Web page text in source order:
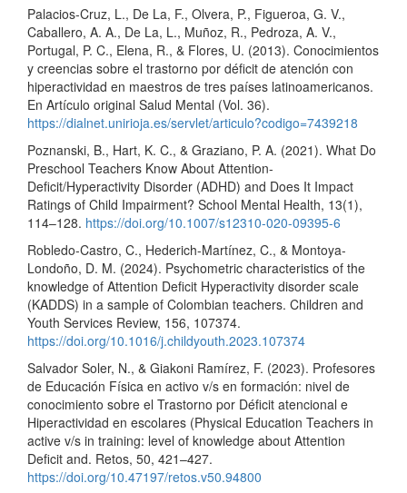
Palacios-Cruz, L., De La, F., Olvera, P., Figueroa, G. V.,
Caballero, A. A., De La, L., Muñoz, R., Pedroza, A. V.,
Portugal, P. C., Elena, R., & Flores, U. (2013). Conocimientos
y creencias sobre el trastorno por déficit de atención con
hiperactividad en maestros de tres países latinoamericanos.
En Artículo original Salud Mental (Vol. 36).
https://dialnet.unirioja.es/servlet/articulo?codigo=7439218
Poznanski, B., Hart, K. C., & Graziano, P. A. (2021). What Do
Preschool Teachers Know About Attention-
Deficit/Hyperactivity Disorder (ADHD) and Does It Impact
Ratings of Child Impairment? School Mental Health, 13(1),
114–128. https://doi.org/10.1007/s12310-020-09395-6
Robledo-Castro, C., Hederich-Martínez, C., & Montoya-
Londoño, D. M. (2024). Psychometric characteristics of the
knowledge of Attention Deficit Hyperactivity disorder scale
(KADDS) in a sample of Colombian teachers. Children and
Youth Services Review, 156, 107374.
https://doi.org/10.1016/j.childyouth.2023.107374
Salvador Soler, N., & Giakoni Ramírez, F. (2023). Profesores
de Educación Física en activo v/s en formación: nivel de
conocimiento sobre el Trastorno por Déficit atencional e
Hiperactividad en escolares (Physical Education Teachers in
active v/s in training: level of knowledge about Attention
Deficit and. Retos, 50, 421–427.
https://doi.org/10.47197/retos.v50.94800